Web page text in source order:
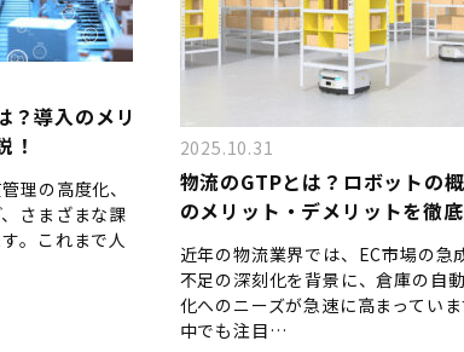
？導入のメリ
！
理の高度化、
さまざまな課
。これまで人
2025.10.31
物流のGTPとは？ロボットの
のメリット・デメリットを徹
近年の物流業界では、EC市場の急
不足の深刻化を背景に、倉庫の自
化へのニーズが急速に高まってい
中でも注目…